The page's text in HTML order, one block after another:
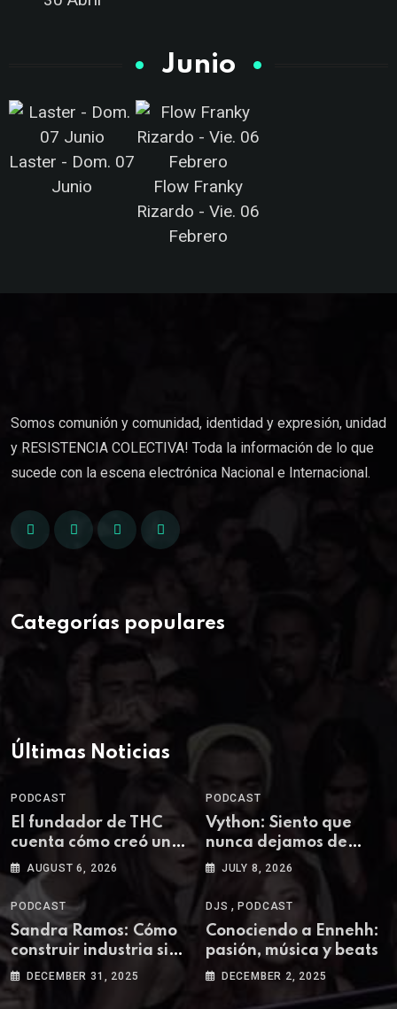
Junio
Laster - Dom. 07
Junio
Flow Franky
Rizardo - Vie. 06
Febrero
Somos comunión y comunidad, identidad y expresión, unidad
y RESISTENCIA COLECTIVA! Toda la información de lo que
sucede con la escena electrónica Nacional e Internacional.
Categorías populares
Últimas Noticias
PODCAST
El fundador de THC
cuenta cómo creó una
de las plataformas
más influyentes del
techno colombiano
AUGUST 6, 2026
PODCAST
Vython: Siento que
nunca dejamos de
aprender en la música
JULY 8, 2026
PODCAST
Sandra Ramos: Cómo
construir industria sin
destruir comunidad
DECEMBER 31, 2025
DJS ,PODCAST
Conociendo a Ennehh:
pasión, música y beats
DECEMBER 2, 2025